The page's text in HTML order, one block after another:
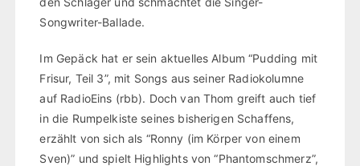
Songwriter-Ballade.
Im Gepäck hat er sein aktuelles Album “Pudding mit
Frisur, Teil 3”, mit Songs aus seiner Radiokolumne
auf RadioEins (rbb). Doch van Thom greift auch tief
in die Rumpelkiste seines bisherigen Schaffens,
erzählt von sich als “Ronny (im Körper von einem
Sven)” und spielt Highlights von “Phantomschmerz”,